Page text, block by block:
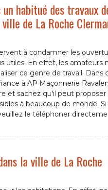
habitué des travaux
de La Roche
à condamner les
utiles. En effet, les amateurs
ce genre de travail. Dans
à AP Maçonnerie
et sachez qu'il peut proposer
à beaucoup de monde.
le téléphoner
la ville de La Roche